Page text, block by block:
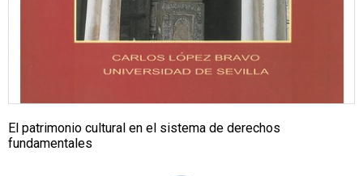
El patrimonio cultural en el sistema de derechos
fundamentales